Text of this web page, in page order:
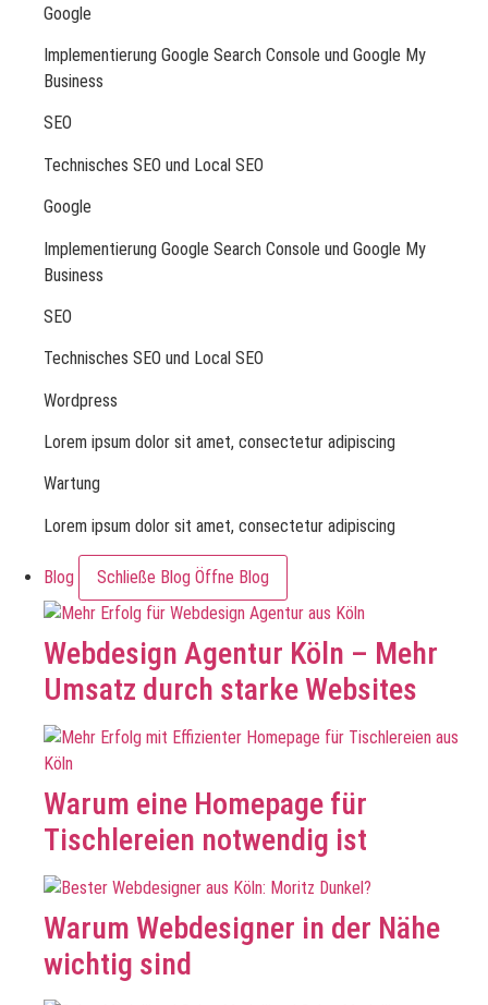
Google
Implementierung Google Search Console und Google My
Business
SEO
Technisches SEO und Local SEO
Google
Implementierung Google Search Console und Google My
Business
SEO
Technisches SEO und Local SEO
Wordpress
Lorem ipsum dolor sit amet, consectetur adipiscing
Wartung
Lorem ipsum dolor sit amet, consectetur adipiscing
Blog Schließe Blog Öffne Blog
Webdesign Agentur Köln – Mehr
Umsatz durch starke Websites
Warum eine Homepage für
Tischlereien notwendig ist
Warum Webdesigner in der Nähe
wichtig sind